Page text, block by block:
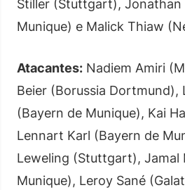
Stiller (Stuttgart), Jonathan
Munique) e Malick Thiaw
Atacantes: Nadiem Amiri
Beier (Borussia Dortmund),
(Bayern de Munique), Kai
Lennart Karl (Bayern de
Leweling (Stuttgart), Jamal
Munique), Leroy Sané